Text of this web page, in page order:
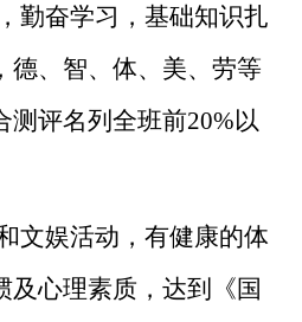
勤奋学习，基础知识扎
德、智、体、美、劳等
测评名列全班前20%以
文娱活动，有健康的体
及心理素质，达到《国